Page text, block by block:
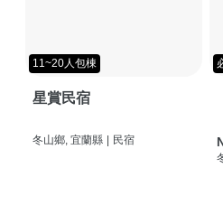
11~20人包棟
星賞民宿
冬山鄉, 宜蘭縣 民宿